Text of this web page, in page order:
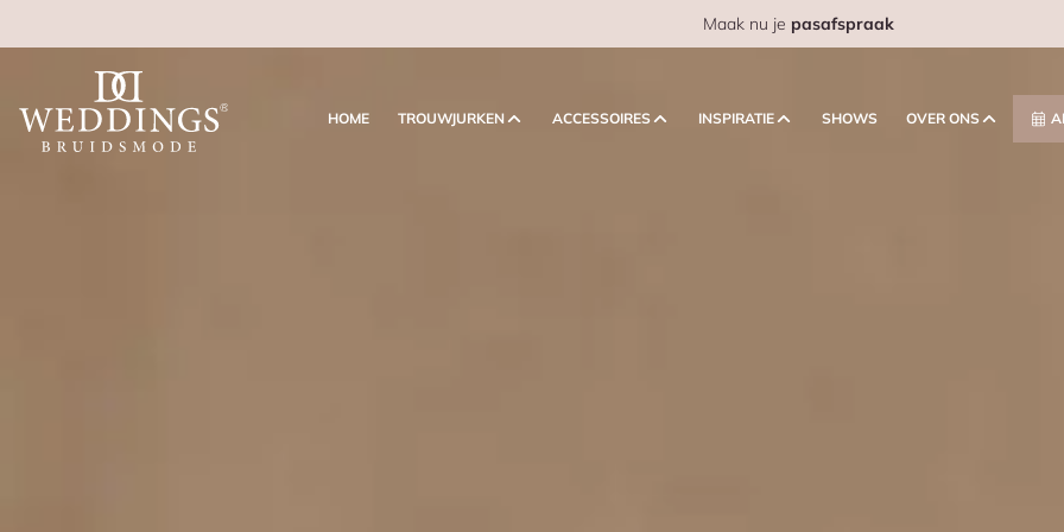
Maak nu je pasafspraak
HOME TROUWJURKEN ACCESSOIRES INSPIRATIE SHOWS OVER ONS